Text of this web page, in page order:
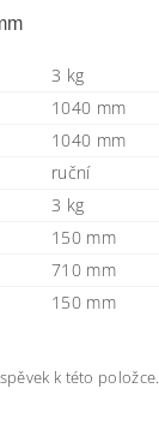
3 kg
1040 mm
1040 mm
ruční
3 kg
150 mm
710 mm
150 mm
k této položce.